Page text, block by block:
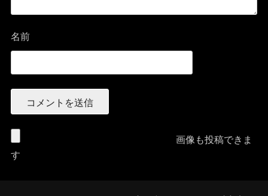
名前
画像も投稿できま
す